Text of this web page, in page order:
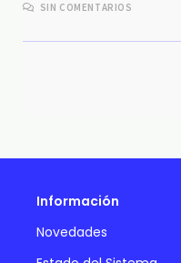
SIN COMENTARIOS
Información
Novedades